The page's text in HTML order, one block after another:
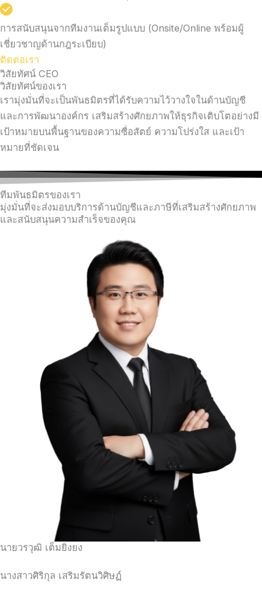
การสนับสนุนจากทีมงานเต็มรูปแบบ (Onsite/Online พร้อมผู้
เชี่ยวชาญด้านกฎระเบียบ)
ติดต่อเรา
วิสัยทัศน์ CEO
วิสัยทัศน์ของเรา
เรามุ่งมั่นที่จะเป็นพันธมิตรที่ได้รับความไว้วางใจในด้านบัญชี
และการพัฒนาองค์กร เสริมสร้างศักยภาพให้ธุรกิจเติบโตอย่างมี
เป้าหมายบนพื้นฐานของความซื่อสัตย์ ความโปร่งใส และเป้า
หมายที่ชัดเจน
ทีมพันธมิตรของเรา
มุ่งมั่นที่จะส่งมอบบริการด้านบัญชีและภาษีที่เสริมสร้างศักยภาพ
และสนับสนุนความสำเร็จของคุณ
นายวรวุฒิ เต็มยิ่งยง
นางสาวศิริกุล เสริมรัตนวิศิษฏ์